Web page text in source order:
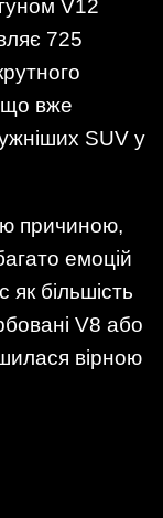
V12
725
що вже
SUV у
причиною,
емоцій
більшість
V8 або
вірною